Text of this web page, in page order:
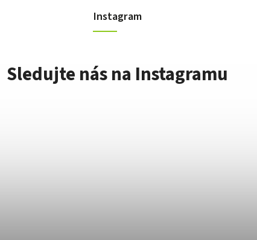
Instagram
Sledujte nás na Instagramu